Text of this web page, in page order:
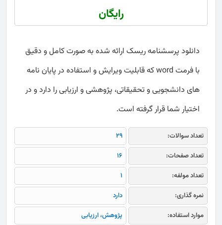
رایگان
دانلود پرسشنامه ریسک ارائه شده به صورت کامل و دقیق
با فرمت word که قابلیت ویرایش و استفاده در پایان نامه
های دانشجویی و تحقیقاتی، پژوهشی و ارزیابی را دارد و در
اختیار شما قرار گرفته است.
تعداد سوالات:
29
تعداد صفحات:
16
تعداد مولفه:
1
نمره گذاری:
دارد
موارد استفاده:
پژوهش، ارزیابی